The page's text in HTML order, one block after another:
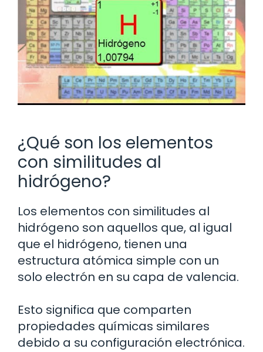
¿Qué son los elementos
con similitudes al
hidrógeno?
Los elementos con similitudes al
hidrógeno son aquellos que, al igual
que el hidrógeno, tienen una
estructura atómica simple con un
solo electrón en su capa de valencia.
Esto significa que comparten
propiedades químicas similares
debido a su configuración electrónica.